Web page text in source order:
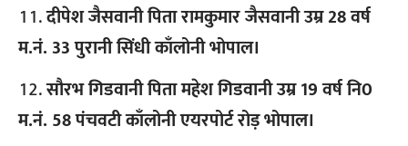
दीपेश जैसवानी पिता रामकुमार जैसवानी उम्र 28 वर्ष
म.नं. 33 पुरानी सिंधी काँलोनी भोपाल।
सौरभ गिडवानी पिता महेश गिडवानी उम्र 19 वर्ष नि0
म.नं. 58 पंचवटी काँलोनी एयरपोर्ट रोड़ भोपाल।